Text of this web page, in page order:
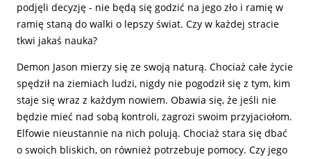
podjęli decyzję - nie będą się godzić na jego zło i ramię w
ramię staną do walki o lepszy świat. Czy w każdej stracie
tkwi jakaś nauka?
Demon Jason mierzy się ze swoją naturą. Chociaż całe życie
spędził na ziemiach ludzi, nigdy nie pogodził się z tym, kim
staje się wraz z każdym nowiem. Obawia się, że jeśli nie
będzie mieć nad sobą kontroli, zagrozi swoim przyjaciołom.
Elfowie nieustannie na nich polują. Chociaż stara się dbać
o swoich bliskich, on również potrzebuje pomocy. Czy jego